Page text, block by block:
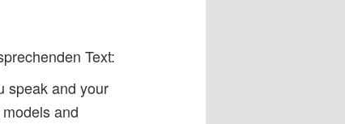
Text:
speak and your
and